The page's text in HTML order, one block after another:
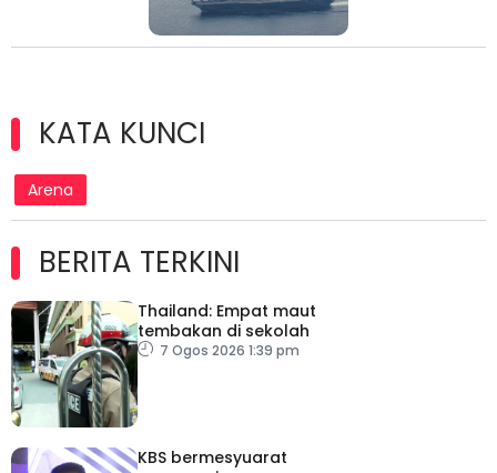
KATA KUNCI
Arena
BERITA TERKINI
Thailand: Empat maut
tembakan di sekolah
7 Ogos 2026 1:39 pm
KBS bermesyuarat